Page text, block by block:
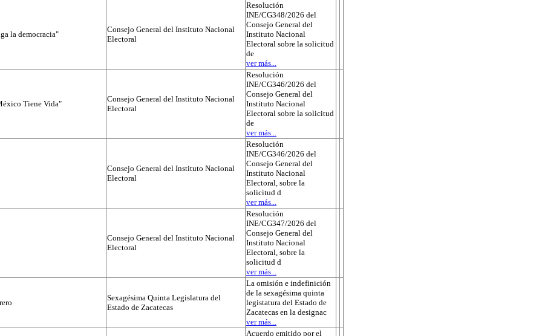
la democracia"
Consejo General del Instituto Nacional
Electoral
Resolución
INE/CG348/2026 del
Consejo General del
Instituto Nacional
Electoral sobre la solicitud
de
ver más...
Tiene Vida"
Consejo General del Instituto Nacional
Electoral
Resolución
INE/CG346/2026 del
Consejo General del
Instituto Nacional
Electoral sobre la solicitud
de
ver más...
Consejo General del Instituto Nacional
Electoral
Resolución
INE/CG346/2026 del
Consejo General del
Instituto Nacional
Electoral, sobre la
solicitud d
ver más...
Consejo General del Instituto Nacional
Electoral
Resolución
INE/CG347/2026 del
Consejo General del
Instituto Nacional
Electoral, sobre la
solicitud d
ver más...
Sexagésima Quinta Legislatura del
Estado de Zacatecas
La omisión e indefinición
de la sexagésima quinta
legistatura del Estado de
Zacatecas en la designac
ver más...
Acuerdo emitido por el